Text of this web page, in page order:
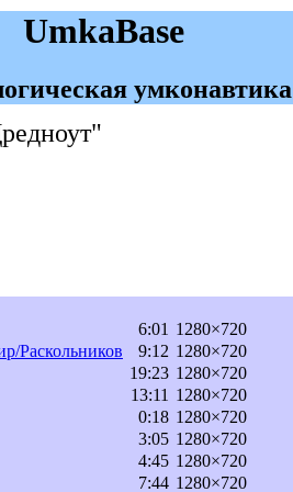
UmkaBase
умконавтика
6:01 1280×720
Раскольников
9:12 1280×720
19:23 1280×720
13:11 1280×720
0:18 1280×720
3:05 1280×720
4:45 1280×720
7:44 1280×720